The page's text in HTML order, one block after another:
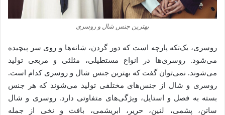
بهترین جنس شال و روسری
روسری، یک‌تکه پارچه است که دور گردن، شانه‌ها و روی سر پیچیده
می‌شود. روسری‌ها در انواع مستطیلی، مثلثی و مربعی تولید
می‌شوند. نمی‌توان گفت که بهترین جنس شال و روسری کدام است.
روسری و شال از جنس‌های مختلفی تولید می‌شوند که هر جنس
بسته به فصل و استایل، ویژگی‌های متفاوتی دارد. روسری و شال
ساتن، پشمی، لنین، حریر، ابریشمی، بافت و نخی از جمله